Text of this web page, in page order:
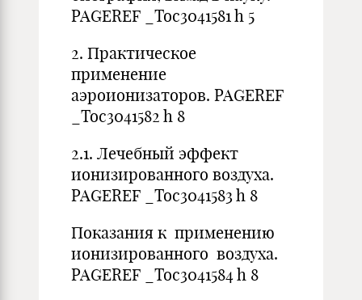
PAGEREF _Toc3041581 h 5
2. Практическое
применение
аэроионизаторов. PAGEREF
_Toc3041582 h 8
2.1. Лечебный эффект
ионизированного воздуха.
PAGEREF _Toc3041583 h 8
Показания к применению
ионизированного воздуха.
PAGEREF _Toc3041584 h 8